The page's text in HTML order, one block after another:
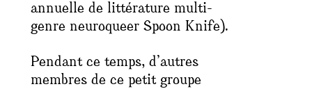
annuelle de littérature multi-
genre neuroqueer Spoon Knife).
Pendant ce temps, d’autres
membres de ce petit groupe